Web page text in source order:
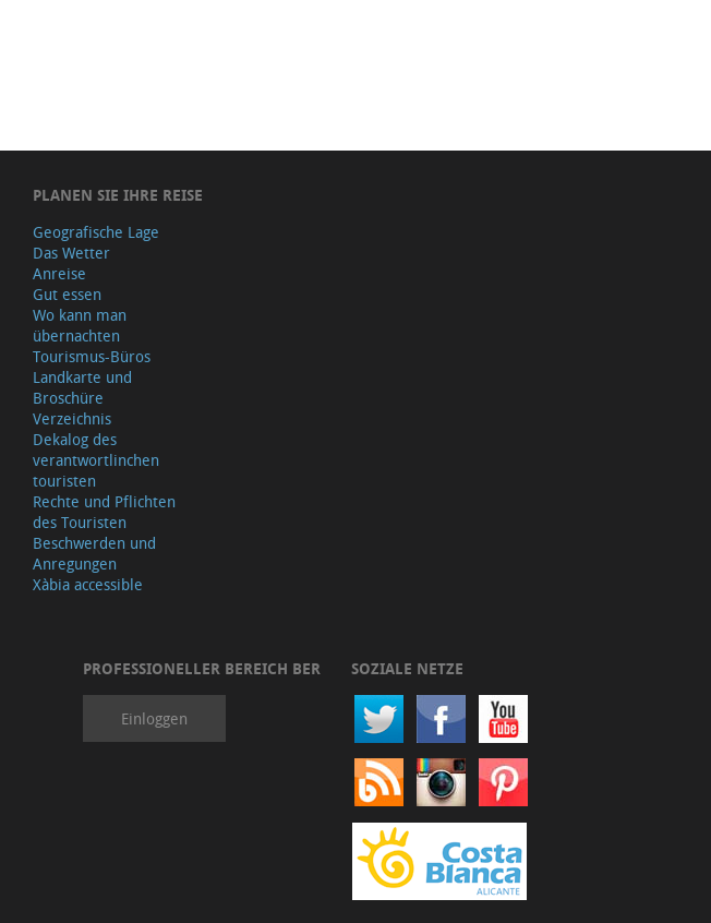
PLANEN SIE IHRE REISE
Geografische Lage
Das Wetter
Anreise
Gut essen
Wo kann man
übernachten
Tourismus-Büros
Landkarte und
Broschüre
Verzeichnis
Dekalog des
verantwortlinchen
touristen
Rechte und Pflichten
des Touristen
Beschwerden und
Anregungen
Xàbia accessible
PROFESSIONELLER BEREICH BER
Einloggen
SOZIALE NETZE